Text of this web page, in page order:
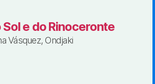
Sol e do Rinoceronte
Vásquez, Ondjaki